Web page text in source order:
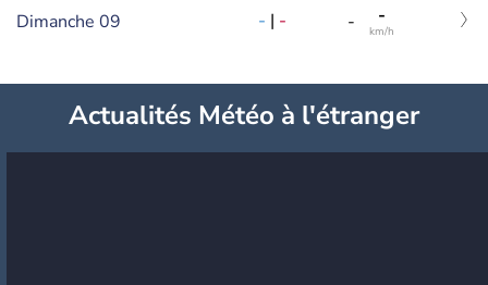
Dimanche 09 - | - - -
km/h
Actualités Météo à l'étranger